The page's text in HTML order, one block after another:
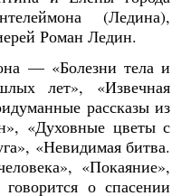
(Ледина),
Роман Ледин.
— «Болезни тела и
лет», «Извечная
рассказы из
«Духовные цветы с
«Невидимая битва.
«Покаяние»,
о спасении